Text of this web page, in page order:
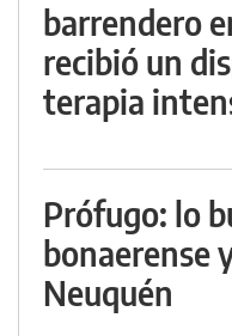
barrendero
recibió un
terapia
Prófugo: lo
bonaerense
Neuquén